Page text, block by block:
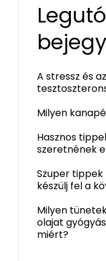
A stressz és
Milyen
Hasznos
szeretnének
Szuper
készülj fel a
Milyen
olajat
miért?